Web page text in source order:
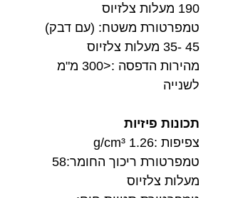
190 מעלות צלזיוס
טמפרטורת משטח: (עם דבק)
45 -35 מעלות צלזיוס
מהירות הדפסה :<300 מ"מ
לשנייה
תכונות פיזיות
צפיפות :1.26 g/cm³
טמפרטורת ריכוך החומר:58
מעלות צלזיוס